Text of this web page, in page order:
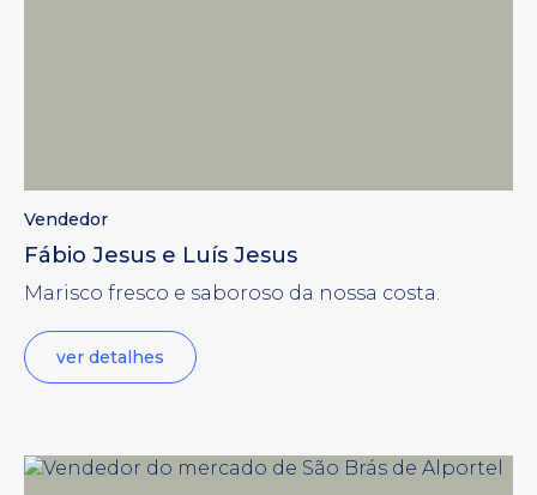
Vendedor
Fábio Jesus e Luís Jesus
Marisco fresco e saboroso da nossa costa.
ver detalhes